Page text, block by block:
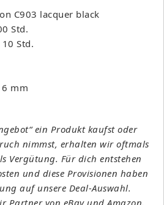
C903 lacquer black
Std.
Std.
mm
ein Produkt kaufst oder
nimmst, erhalten wir oftmals
Vergütung. Für dich entstehen
und diese Provisionen haben
auf unsere Deal-Auswahl.
Partner von eBay und Amazon.